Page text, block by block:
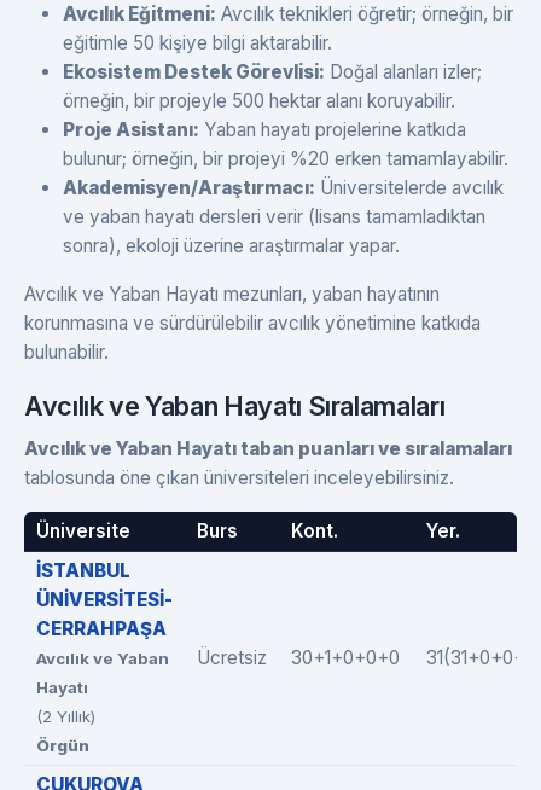
Avcılık Eğitmeni: Avcılık teknikleri öğretir; örneğin, bir
eğitimle 50 kişiye bilgi aktarabilir.
Ekosistem Destek Görevlisi: Doğal alanları izler;
örneğin, bir projeyle 500 hektar alanı koruyabilir.
Proje Asistanı: Yaban hayatı projelerine katkıda
bulunur; örneğin, bir projeyi %20 erken tamamlayabilir.
Akademisyen/Araştırmacı: Üniversitelerde avcılık
ve yaban hayatı dersleri verir (lisans tamamladıktan
sonra), ekoloji üzerine araştırmalar yapar.
Avcılık ve Yaban Hayatı mezunları, yaban hayatının
korunmasına ve sürdürülebilir avcılık yönetimine katkıda
bulunabilir.
Avcılık ve Yaban Hayatı Sıralamaları
Avcılık ve Yaban Hayatı taban puanları ve sıralamaları
tablosunda öne çıkan üniversiteleri inceleyebilirsiniz.
Üniversite Burs Kont.
Yer.
İSTANBUL
ÜNİVERSİTESİ-
CERRAHPAŞA
Avcılık ve Yaban
Hayatı
(2 Yıllık)
Örgün
Ücretsiz 30+1+0+0+0
ÇUKUROVA